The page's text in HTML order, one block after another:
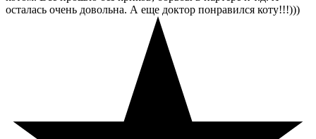
осталась очень довольна. А еще доктор понравился коту!!!)))